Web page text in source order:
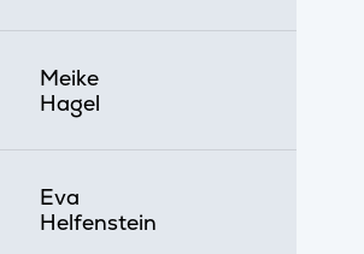
Meike
Hagel
Eva
Helfenstein